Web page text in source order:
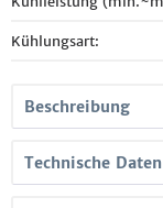
Kühlungsart:
Beschreibung
Technische Daten